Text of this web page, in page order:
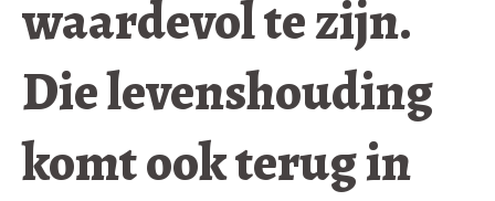
waardevol te zijn.
Die levenshouding
komt ook terug in